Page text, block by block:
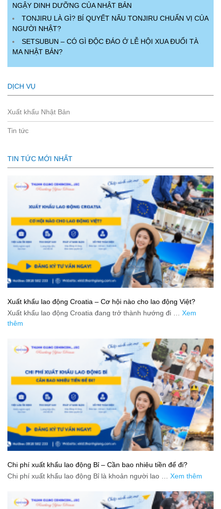
NGẬY DINH DƯỠNG CỦA NHẬT BẢN
TONJIRU LÀ GÌ? BÍ QUYẾT NẤU TONJIRU CHUẨN VỊ CỦA
NGƯỜI NHẬT?
SETSUBUN – CÓ GÌ ĐỘC ĐÁO Ở LỄ HỘI XUA ĐUỔI TÀ
MA NHẬT BẢN?
DỊCH VỤ
Xuất khẩu Nhật Bản
Tin tức
TIN TỨC MỚI NHẤT
Xuất khẩu lao động Croatia – Cơ hội nào cho lao động Việt?
Xuất khẩu lao động Croatia đang trở thành hướng đi … Xem
thêm
Chi phí xuất khẩu lao động Bỉ – Cần bao nhiêu tiền để đi?
Chi phí xuất khẩu lao động Bỉ là khoản người lao … Xem thêm